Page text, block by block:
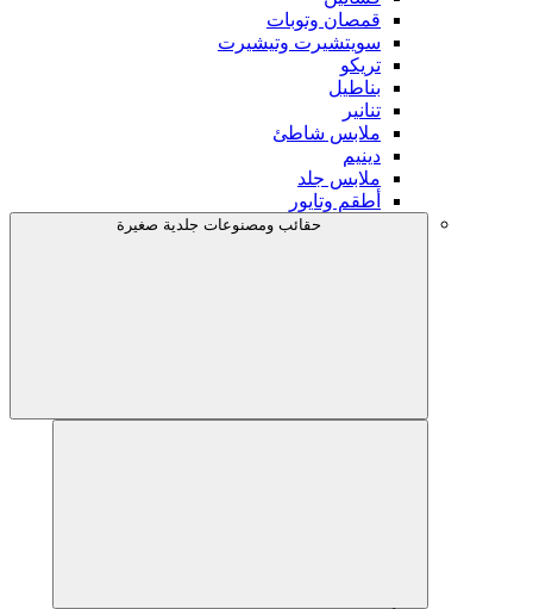
قمصان وتوبات
سويتشيرت وتيشيرت
تريكو
بناطيل
تنانير
ملابس شاطئ
دينيم
ملابس جلد
أطقم وتايور
حقائب ومصنوعات جلدية صغيرة